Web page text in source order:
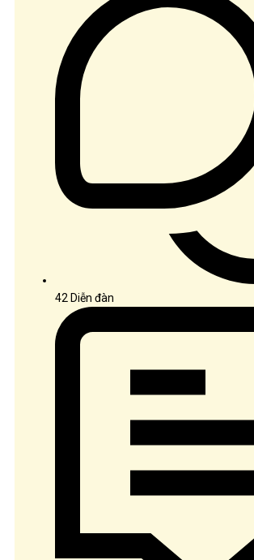
42 Diễn đàn